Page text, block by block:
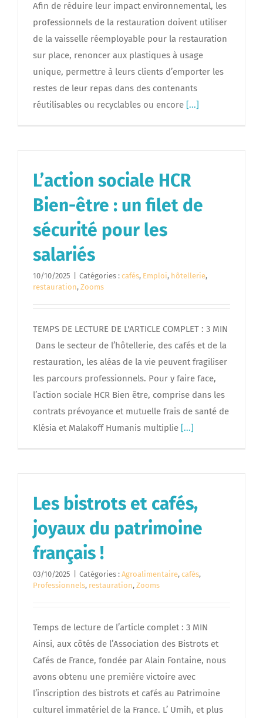
Afin de réduire leur impact environnemental, les
professionnels de la restauration doivent utiliser
de la vaisselle réemployable pour la restauration
sur place, renoncer aux plastiques à usage
unique, permettre à leurs clients d’emporter les
restes de leur repas dans des contenants
réutilisables ou recyclables ou encore [...]
L’action sociale HCR
Bien-être : un filet de
sécurité pour les
salariés
10/10/2025 Catégories : cafés, Emploi, hôtellerie,
restauration, Zooms
TEMPS DE LECTURE DE L'ARTICLE COMPLET : 3 MIN
Dans le secteur de l’hôtellerie, des cafés et de la
restauration, les aléas de la vie peuvent fragiliser
les parcours professionnels. Pour y faire face,
l’action sociale HCR Bien être, comprise dans les
contrats prévoyance et mutuelle frais de santé de
Klésia et Malakoff Humanis multiplie [...]
Les bistrots et cafés,
joyaux du patrimoine
français !
03/10/2025 Catégories : Agroalimentaire, cafés,
Professionnels, restauration, Zooms
Temps de lecture de l’article complet : 3 MIN
Ainsi, aux côtés de l’Association des Bistrots et
Cafés de France, fondée par Alain Fontaine, nous
avons obtenu une première victoire avec
l’inscription des bistrots et cafés au Patrimoine
culturel immatériel de la France. L’ Umih, et plus